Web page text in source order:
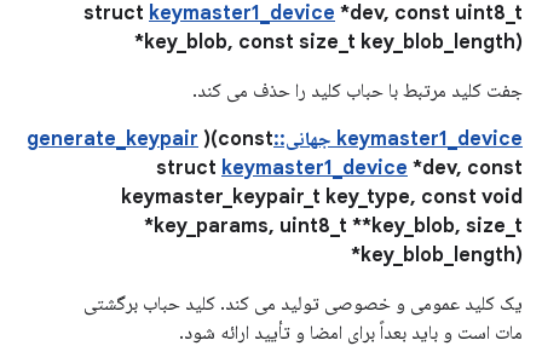
struct keymaster1_device *dev, const uint8_t
*key_blob, const size_t key_blob_length)
جفت کلید مرتبط با حباب کلید را حذف می کند.
keymaster1_device جهانی::generate_keypair
)(const
struct keymaster1_device *dev, const
keymaster_keypair_t key_type, const void
*key_params, uint8_t **key_blob, size_t
*key_blob_length)
یک کلید عمومی و خصوصی تولید می کند. کلید حباب برگشتی
مات است و باید بعداً برای امضا و تأیید ارائه شود.